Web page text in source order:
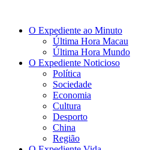
O Expediente ao Minuto
Última Hora Macau
Última Hora Mundo
O Expediente Noticioso
Política
Sociedade
Economia
Cultura
Desporto
China
Região